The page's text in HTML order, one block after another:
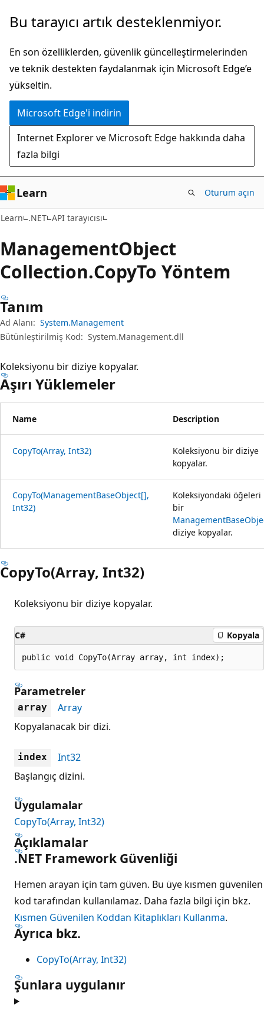
Ana
atla
Sayfa
gezintiye
atla
Bu tarayıcı artık desteklenmiyor.
En son özelliklerden, güvenlik güncelleştirmelerinden
ve teknik destekten faydalanmak için Microsoft Edge’e
yükseltin.
Microsoft Edge'i indirin
Internet Explorer ve Microsoft Edge hakkında daha
fazla bilgi
Learn Oturum açın
Learn .NET API tarayıcısı
ManagementObject
Collection.CopyTo Yöntem
Tanım
Ad Alanı: System.Management
Bütünleştirilmiş Kod: System.Management.dll
Koleksiyonu bir diziye kopyalar.
Aşırı Yüklemeler
Name Description
CopyTo(Array, Int32)
Koleksiyonu bir diziye
kopyalar.
CopyTo(ManagementBaseObject[],
Int32)
Koleksiyondaki öğeleri
bir
diziye kopyalar.
CopyTo(Array, Int32)
Koleksiyonu bir diziye kopyalar.
C# Kopyala
public void CopyTo(Array array, int index);
Parametreler
array
Array
Kopyalanacak bir dizi.
index
Int32
Başlangıç dizini.
Uygulamalar
CopyTo(Array, Int32)
Açıklamalar
.NET Framework Güvenliği
Hemen arayan için tam güven. Bu üye kısmen güvenilen
kod tarafından kullanılamaz. Daha fazla bilgi için bkz.
Kısmen Güvenilen Koddan Kitaplıkları Kullanma.
Ayrıca bkz.
CopyTo(Array, Int32)
Şunlara uygulanır